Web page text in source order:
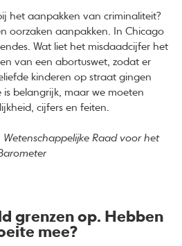
het aanpakken van criminaliteit?
oorzaken aanpakken. In Chicago
Wat liet het misdaadcijfer het
van een abortuswet, zodat er
kinderen op straat gingen
belangrijk, maar we moeten
cijfers en feiten.
Raad voor het
grenzen op. Hebben
mee?